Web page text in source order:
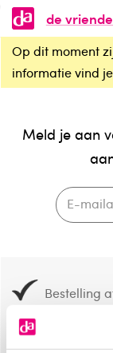
de
Op dit moment
informatie vind je
Meld je aan
Bestelling